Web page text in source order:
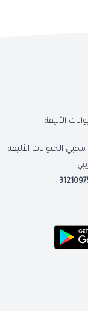
الأليفة
الحيوانات الأليفة